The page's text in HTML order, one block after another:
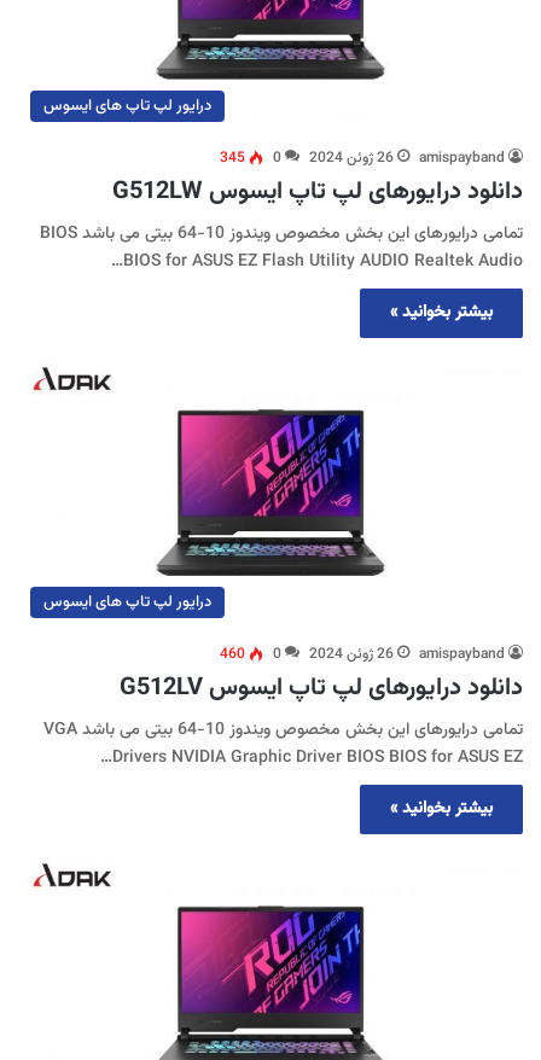
درایور لپ تاپ های ایسوس
amispayband 26 ژوئن 2024 0
345
دانلود درایورهای لپ تاپ ایسوس G512LW
تمامی درایورهای این بخش مخصوص ویندوز 10-64 بیتی می باشد BIOS
BIOS for ASUS EZ Flash Utility AUDIO Realtek Audio…
بیشتر بخوانید »
درایور لپ تاپ های ایسوس
amispayband 26 ژوئن 2024 0
460
دانلود درایورهای لپ تاپ ایسوس G512LV
تمامی درایورهای این بخش مخصوص ویندوز 10-64 بیتی می باشد VGA
Drivers NVIDIA Graphic Driver BIOS BIOS for ASUS EZ…
بیشتر بخوانید »